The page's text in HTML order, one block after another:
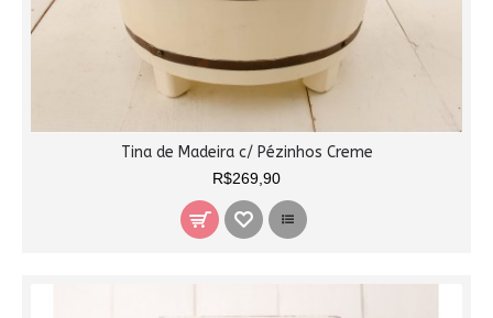
Tina de Madeira c/ Pézinhos Creme
R$269,90